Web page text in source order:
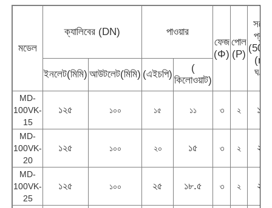
নিউম্যাটিক ডায়াফ্রাগম পাম্প
মিটারিং ডোজিং পাম্প
সাবমার্সিবল স্যুয়ারেজ পাম্প
শিল্প কেন্দ্রাতিগ ব্লোয়ার
মডেল
ক্যালিবের (DN)
পাওয়ার
ফেজ
(Φ)
পোল
(P)
ইনলেট(মিমি) আউটলেট(মিমি) (এইচপি)
(
কিলোওয়াট)
MD-
100VK-
15
১২৫ ১০০ ১৫ ১১ ৩ ২ ১৪০
MD-
100VK-
20
১২৫ ১০০ ২০ ১৫ ৩ ২ ২১০
MD-
100VK-
25
১২৫ ১০০ ২৫ ১৮.৫ ৩ ২ ২৪২